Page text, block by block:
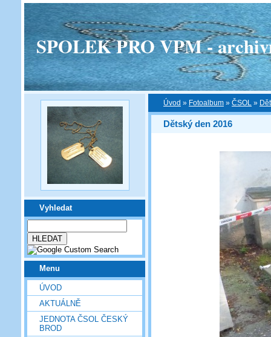
SPOLEK PRO VPM -
Vyhledat
Menu
ÚVOD
AKTUÁLNĚ
JEDNOTA ČSOL ČESKÝ
BROD
Úvod » Fotoalbum » ČSOL »
Dětský den 2016